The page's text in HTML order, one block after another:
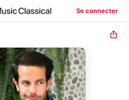
Se connecter